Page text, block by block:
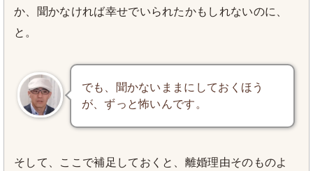
か、聞かなければ幸せでいられたかもしれないのに、
と。
でも、聞かないままにしておくほう
が、ずっと怖いんです。
そして、ここで補足しておくと、離婚理由そのものよ